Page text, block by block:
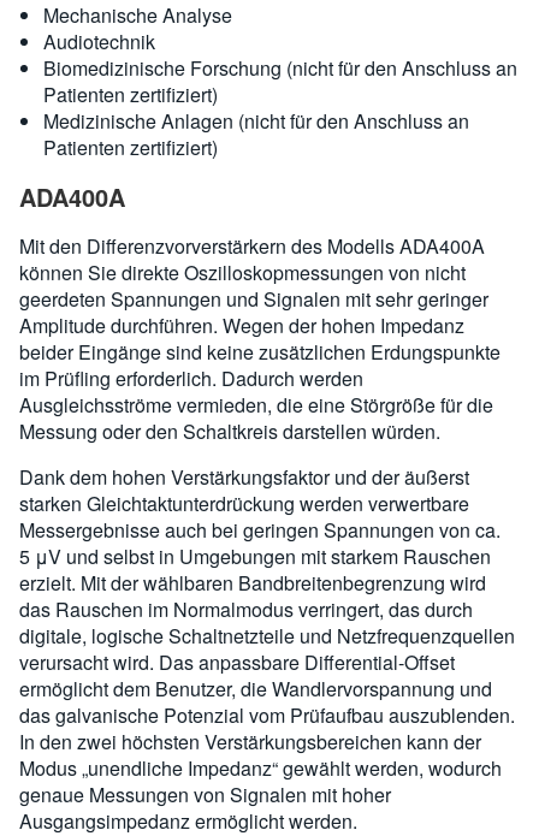
Mechanische Analyse
Audiotechnik
Biomedizinische Forschung (nicht für den Anschluss an
Patienten zertifiziert)
Medizinische Anlagen (nicht für den Anschluss an
Patienten zertifiziert)
ADA400A
Mit den Differenzvorverstärkern des Modells ADA400A
können Sie direkte Oszilloskopmessungen von nicht
geerdeten Spannungen und Signalen mit sehr geringer
Amplitude durchführen. Wegen der hohen Impedanz
beider Eingänge sind keine zusätzlichen Erdungspunkte
im Prüfling erforderlich. Dadurch werden
Ausgleichsströme vermieden, die eine Störgröße für die
Messung oder den Schaltkreis darstellen würden.
Dank dem hohen Verstärkungsfaktor und der äußerst
starken Gleichtaktunterdrückung werden verwertbare
Messergebnisse auch bei geringen Spannungen von ca.
5 μV und selbst in Umgebungen mit starkem Rauschen
erzielt. Mit der wählbaren Bandbreitenbegrenzung wird
das Rauschen im Normalmodus verringert, das durch
digitale, logische Schaltnetzteile und Netzfrequenzquellen
verursacht wird. Das anpassbare Differential-Offset
ermöglicht dem Benutzer, die Wandlervorspannung und
das galvanische Potenzial vom Prüfaufbau auszublenden.
In den zwei höchsten Verstärkungsbereichen kann der
Modus „unendliche Impedanz“ gewählt werden, wodurch
genaue Messungen von Signalen mit hoher
Ausgangsimpedanz ermöglicht werden.